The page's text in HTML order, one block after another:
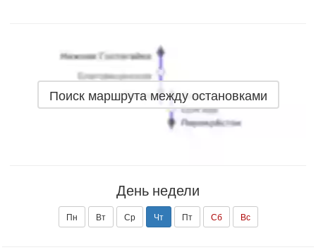
Поиск маршрута между остановками
День недели
Пн Вт Ср Чт Пт Сб Вс